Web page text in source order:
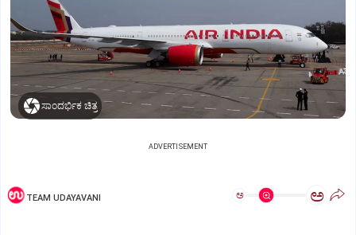
ಸಾಂದರ್ಭಿಕ ಚಿತ್ರ
ADVERTISEMENT
TEAM UDAYAVANI ಅ ಅ